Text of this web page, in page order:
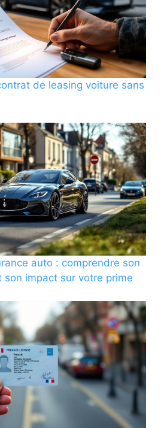
de leasing voiture sans
auto : comprendre son
impact sur votre prime